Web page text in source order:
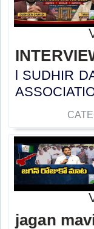
l SUDHIR
jagan